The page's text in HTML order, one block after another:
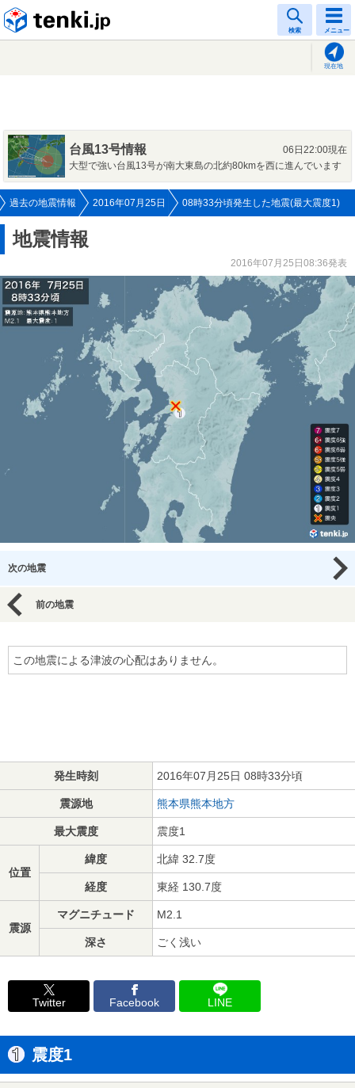
検索 メニュー
現在地
台風13号情報
06日22:00現在
大型で強い台風13号が南大東島の北約80kmを西に進んでいます
過去の地震情報 2016年07月25日 08時33分頃発生した地震(最大震度1)
地震情報
2016年07月25日08:36発表
次の地震
前の地震
この地震による津波の心配はありません。
発生時刻 2016年07月25日 08時33分頃
震源地 熊本県熊本地方
最大震度 震度1
位置
緯度 北緯 32.7度
経度 東経 130.7度
震源
マグニチュード M2.1
深さ ごく浅い
Twitter Facebook LINE
震度1